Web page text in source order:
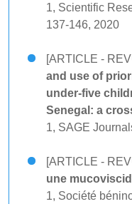
1, Scientific
137-146, 2020
[ARTICLE -
and use of
under-five
Senegal: a
1, SAGE
[ARTICLE -
une
1, Société